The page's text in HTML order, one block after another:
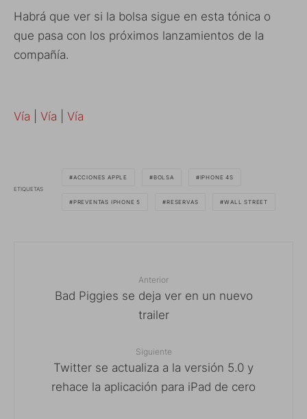
Habrá que ver si la bolsa sigue en esta tónica o
que pasa con los próximos lanzamientos de la
compañía.
Vía Vía Vía
ETIQUETAS
ACCIONES APPLE BOLSA IPHONE 4S
PREVENTAS IPHONE 5 RESERVAS WALL STREET
Anterior
Bad Piggies se deja ver en un nuevo
trailer
Siguiente
Twitter se actualiza a la versión 5.0 y
rehace la aplicación para iPad de cero